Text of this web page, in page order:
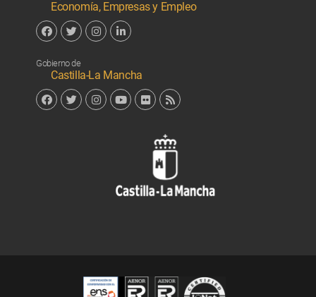
Economía, Empresas y Empleo
Gobierno de
Castilla-La Mancha